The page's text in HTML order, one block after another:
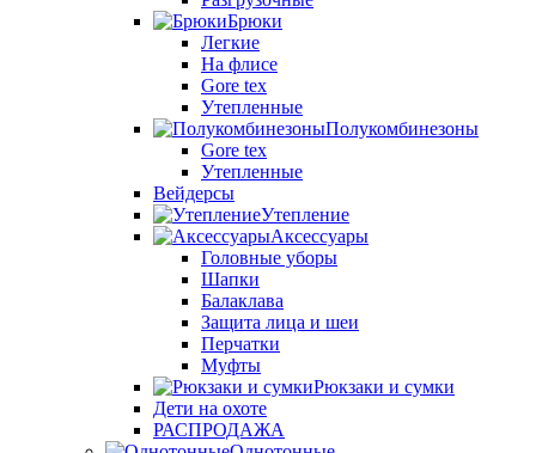
Брюки
Легкие
На флисе
Gore tex
Утепленные
Полукомбинезоны
Gore tex
Утепленные
Вейдерсы
Утепление
Аксессуары
Головные уборы
Шапки
Балаклава
Защита лица и шеи
Перчатки
Муфты
Рюкзаки и сумки
Дети на охоте
РАСПРОДАЖА